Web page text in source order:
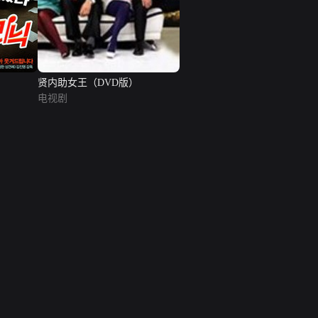
贤内助女王（DVD版）
电视剧